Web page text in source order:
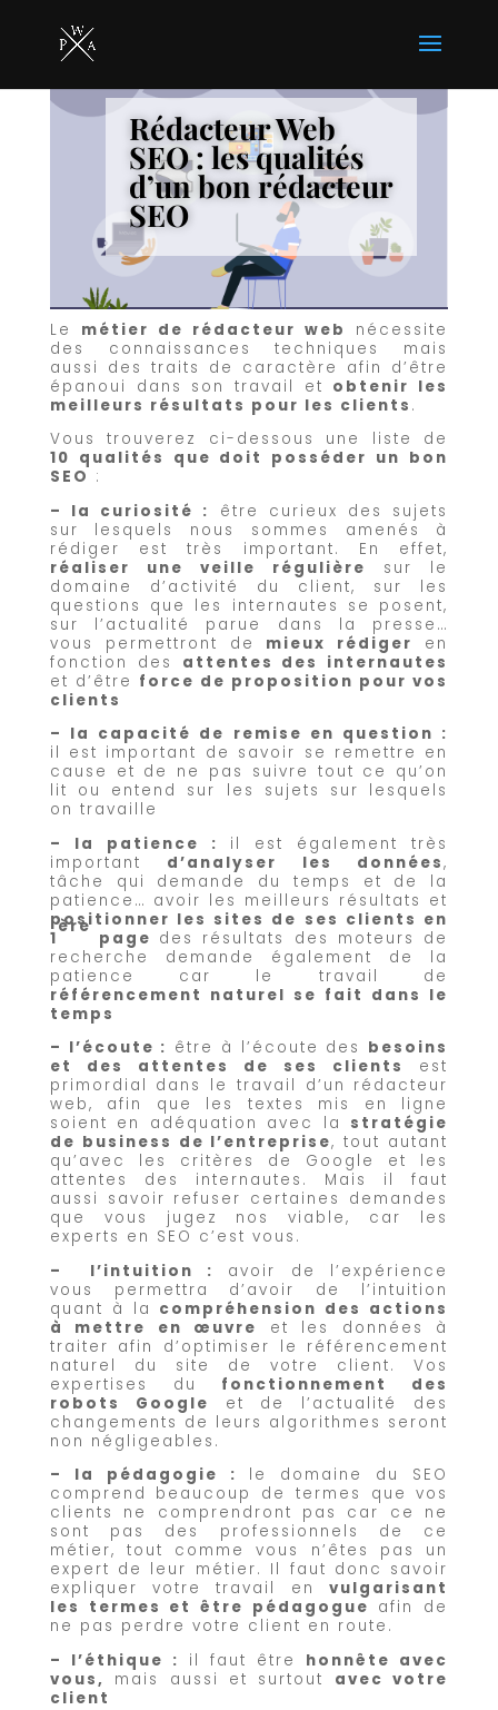
Rédacteur Web
SEO : les qualités
d’un bon rédacteur
SEO
Le métier de rédacteur web
nécessite
des connaissances techniques mais
aussi des traits de caractère afin d’être
épanoui dans son travail et obtenir les
meilleurs résultats pour les clients .
Vous trouverez ci-dessous une liste de
10 qualités que doit posséder un bon
SEO :
– la curiosité :
être curieux des sujets
sur lesquels nous sommes amenés à
rédiger est très important. En effet,
réaliser une veille régulière
sur le
domaine d’activité du client, sur les
questions que les internautes se posent,
sur l’actualité parue dans la presse…
vous permettront de mieux rédiger
en
fonction des attentes des internautes
et d’être force de proposition pour vos
clients
– la capacité de remise en question :
il est important de savoir se remettre en
cause et de ne pas suivre tout ce qu’on
lit ou entend sur les sujets sur lesquels
on travaille
– la patience
: il est également très
important d’analyser les données,
tâche qui demande du temps et de la
patience… avoir les meilleurs résultats et
positionner les sites de ses clients en
1
ère
page des résultats des moteurs de
recherche demande également de la
patience car le travail de
référencement naturel se fait dans le
temps
– l’écoute : être à l’écoute des besoins
et des attentes de ses clients
est
primordial dans le travail d’un rédacteur
web, afin que les textes mis en ligne
soient en adéquation avec la stratégie
de business de l’entreprise, tout autant
qu’avec les critères de Google et les
attentes des internautes. Mais il faut
aussi savoir refuser certaines demandes
que vous jugez nos viable, car les
experts en SEO c’est vous.
– l’intuition
:
avoir de l’expérience
vous permettra d’avoir de l’intuition
quant à la compréhension des actions
à mettre en œuvre
et les données à
traiter afin d’optimiser le référencement
naturel du site de votre client. Vos
expertises du fonctionnement des
robots Google et de l’actualité des
changements de leurs algorithmes seront
non négligeables.
– la pédagogie
: le domaine du SEO
comprend beaucoup de termes que vos
clients ne comprendront pas car ce ne
sont pas des professionnels de ce
métier, tout comme vous n’êtes pas un
expert de leur métier. Il faut donc savoir
expliquer votre travail envulgarisant
les termes et être pédagogue afin de
ne pas perdre votre client en route.
– l’éthique : il faut être honnête avec
vous,
mais aussi et surtout avec votre
client